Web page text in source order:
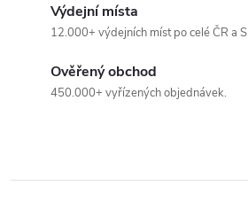
ý
Výdejní místa
12.000+ výdejních míst po celé ČR a
Ověřený obchod
450.000+ vyřízených objednávek.